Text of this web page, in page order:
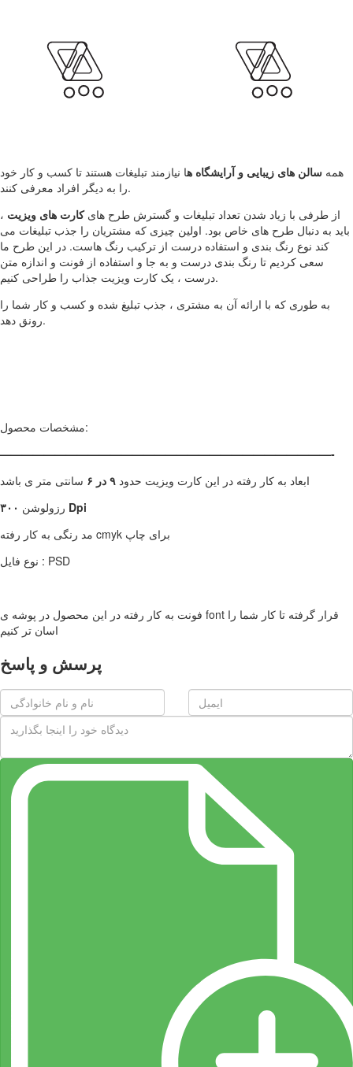
همه سالن های زیبایی و آرایشگاه ها نیازمند تبلیغات هستند تا کسب و کار خود
را به دیگر افراد معرفی کنند.
از طرفی با زیاد شدن تعداد تبلیغات و گسترش طرح هایکارت های ویزیت ،
باید به دنبال طرح های خاص بود. اولین چیزی که مشتریان را جذب تبلیغات می
کند نوع رنگ بندی و استفاده درست از ترکیب رنگ هاست. در این طرح ما
سعی کردیم تا رنگ بندی درست و به جا و استفاده از فونت و اندازه متن
درست ، یک کارت ویزیت جذاب را طراحی کنیم.
به طوری که با ارائه آن به مشتری ، جذب تبلیغ شده و کسب و کار شما را
رونق دهد.
مشخصات محصول:
——————————————————————————————-
ابعاد به کار رفته در این کارت ویزیت حدود
سانتی متر ی باشد
رزولوشن ۳۰۰ Dpi
مد رنگی به کار رفته cmyk برای چاپ
نوع فایل : PSD
فونت به کار رفته در این محصول در پوشه ی font قرار گرفته تا کار شما را
اسان تر کنیم
پرسش و پاسخ